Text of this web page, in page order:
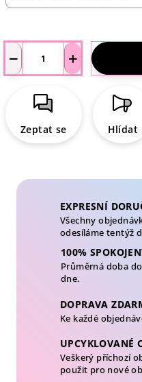
+
−
Zeptat se Hlídat
EXPRESNÍ
Všechny
odesíláme tentýž
100%
Průměrná doba
dne.
DOPRAVA
Ke každé
UPCYKLOVANÉ
Veškerý příchozí
použit pro nové